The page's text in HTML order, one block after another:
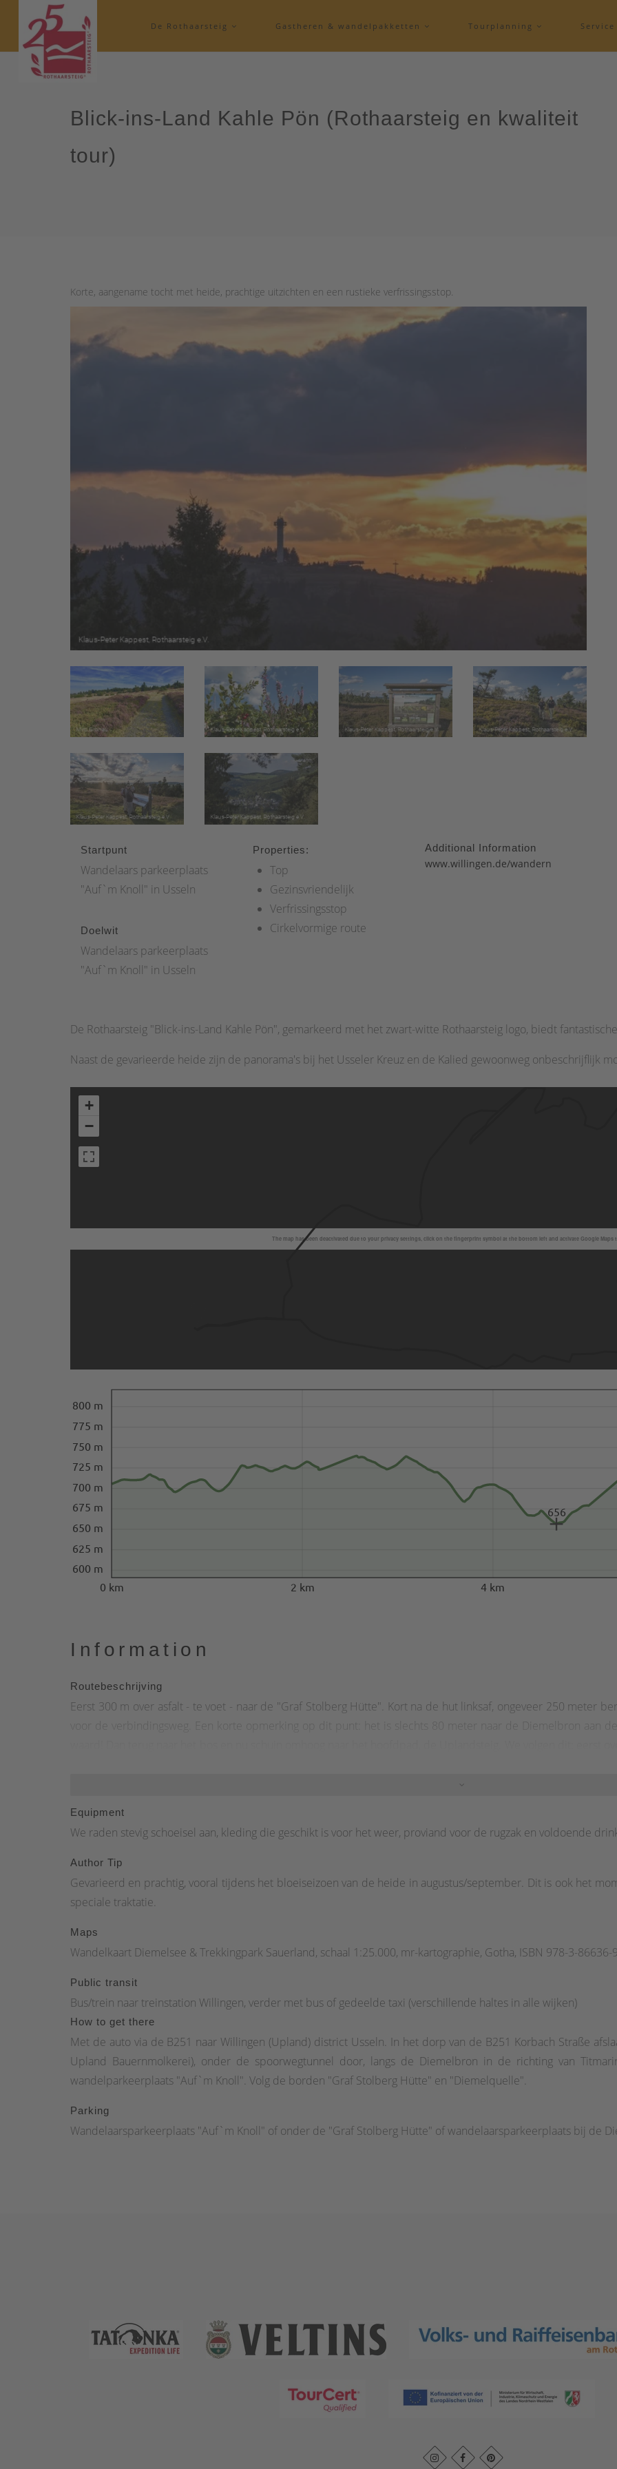
De Rothaarsteig Gastheren & wandelpakketten Tourplanning Service
Blick-ins-Land Kahle Pön (Rothaarsteig en kwaliteit
tour)
Korte, aangename tocht met heide, prachtige uitzichten en een rustieke verfrissingsstop.
Startpunt
Wandelaars parkeerplaats
"Auf`m Knoll" in Usseln
Doelwit
Wandelaars parkeerplaats
"Auf`m Knoll" in Usseln
Properties:
Top
Gezinsvriendelijk
Verfrissingsstop
Cirkelvormige route
Additional Information
www.willingen.de/wandern
De Rothaarsteig "Blick-ins-Land Kahle Pön", gemarkeerd met het zwart-witte Rothaarsteig logo, biedt
Naast de gevarieerde heide zijn de panorama's bij het Usseler Kreuz en de Kalied gewoonweg onbeschrijflijk
The map has been deactivated due to your privacy settings, click on the fingerprint symbol at the bottom left and activate Google Maps
+
−
0 km 2 km 4 km
600 m
625 m
650 m
675 m
700 m
725 m
750 m
775 m
800 m
656
Information
Routebeschrijving
Eerst 300 m over asfalt - te voet - naar de "Graf Stolberg Hütte". Kort na de hut linksaf, ongeveer 250 meter
voor de verbindingsweg. Een korte opmerking op dit punt: het is slechts 80 meter naar de Diemelbron aan
bergen van Upland. In augustus en september staat de Heid in bloei, gewoonweg uniek mooi!Een ander
lang geleden dreven handelaren hun handel op dit kruispunt. Nog maar een paar stappen tot de berg
prachtige uitzicht! "lied" betekent steile helling en "Ka" = Am Kahlen. En beide samen = prachtig uitzicht
bergafwaarts door het Buchenwald. (Waarschuwingsborden "Wild zwijn" wijzen op de aanwezigheid van deze
wordt het pad smaller en staat het aangegeven als natuurpad. Nu worden we begeleid door prachtige
zicht van de Graf Stolberg Hütte herkennen we een grenssteen uit 1769, nog voor de eerder genoemde
het zo mooi was; de kwaliteitstocht is maar 6,9 km lang.
Equipment
We raden stevig schoeisel aan, kleding die geschikt is voor het weer, proviand voor de rugzak en voldoende
Author Tip
Gevarieerd en prachtig, vooral tijdens het bloeiseizoen van de heide in augustus/september. Dit is ook het
speciale traktatie.
Maps
Wandelkaart Diemelsee & Trekkingpark Sauerland, schaal 1:25.000, mr-kartographie, Gotha, ISBN 978-3-86636-
Public transit
Bus/trein naar treinstation Willingen, verder met bus of gedeelde taxi (verschillende haltes in alle wijken)
How to get there
Met de auto via de B251 naar Willingen (Upland) district Usseln. In het dorp van de B251 Korbach Straße
Upland Bauernmolkerei), onder de spoorwegtunnel door, langs de Diemelbron in de richting van
wandelparkeerplaats "Auf`m Knoll". Volg de borden "Graf Stolberg Hütte" en "Diemelquelle".
Parking
Wandelaarsparkeerplaats "Auf`m Knoll" of onder de "Graf Stolberg Hütte" of wandelaarsparkeerplaats bij de